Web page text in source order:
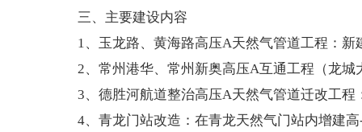
三、主要建设内容
1、玉龙路、黄海路高压A天然气管道工程：
2、常州港华、常州新奥高压A互通工程（龙
3、德胜河航道整治高压A天然气管道迁改工
4、青龙门站改造：在青龙天然气门站内增建